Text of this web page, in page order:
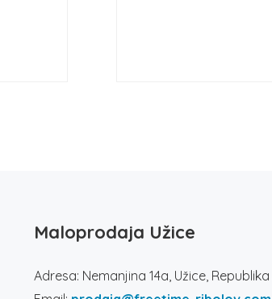
Maloprodaja Užice
Adresa: Nemanjina 14a, Užice,